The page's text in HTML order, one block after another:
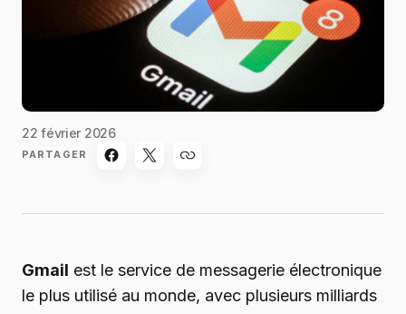
22 février 2026
PARTAGER
Gmail est le service de messagerie électronique
le plus utilisé au monde, avec plusieurs milliards